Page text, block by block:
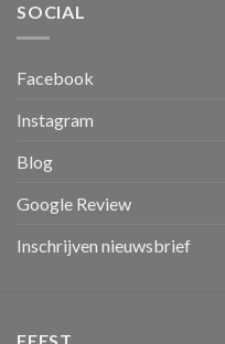
SOCIAL
Facebook
Instagram
Blog
Google Review
Inschrijven nieuwsbrief